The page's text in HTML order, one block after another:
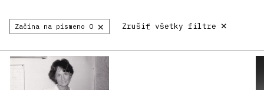
Začína na písmeno O × Zrušiť všetky filtre ×